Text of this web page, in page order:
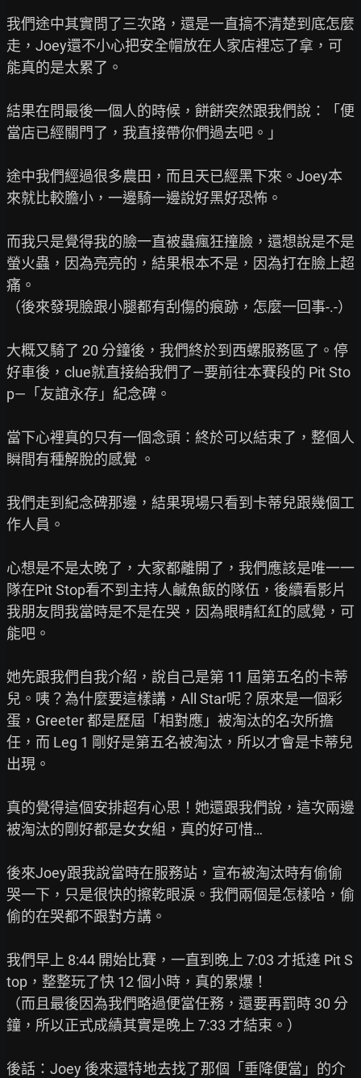
我們途中其實問了三次路，還是一直搞不清楚到底怎麼
走，Joey還不小心把安全帽放在人家店裡忘了拿，可
能真的是太累了。
結果在問最後一個人的時候，餅餅突然跟我們說：「便
當店已經關門了，我直接帶你們過去吧。」
途中我們經過很多農田，而且天已經黑下來。Joey本
來就比較膽小，一邊騎一邊說好黑好恐怖。
而我只是覺得我的臉一直被蟲瘋狂撞臉，還想說是不是
螢火蟲，因為亮亮的，結果根本不是，因為打在臉上超
痛。
（後來發現臉跟小腿都有刮傷的痕跡，怎麼一回事-.-）
大概又騎了 20 分鐘後，我們終於到西螺服務區了。停
好車後，clue就直接給我們了—要前往本賽段的 Pit Sto
p—「友誼永存」紀念碑。
當下心裡真的只有一個念頭：終於可以結束了，整個人
瞬間有種解脫的感覺 。
我們走到紀念碑那邊，結果現場只看到卡蒂兒跟幾個工
作人員。
心想是不是太晚了，大家都離開了，我們應該是唯一一
隊在Pit Stop看不到主持人鹹魚飯的隊伍，後續看影片
我朋友問我當時是不是在哭，因為眼睛紅紅的感覺，可
能吧。
她先跟我們自我介紹，說自己是第 11 屆第五名的卡蒂
兒。咦？為什麼要這樣講，All Star呢？原來是一個彩
蛋，Greeter 都是歷屆「相對應」被淘汰的名次所擔
任，而 Leg 1 剛好是第五名被淘汰，所以才會是卡蒂兒
出現。
真的覺得這個安排超有心思！她還跟我們說，這次兩邊
被淘汰的剛好都是女女組，真的好可惜…
後來Joey跟我說當時在服務站，宣布被淘汰時有偷偷
哭一下，只是很快的擦乾眼淚。我們兩個是怎樣哈，偷
偷的在哭都不跟對方講。
我們早上 8:44 開始比賽，一直到晚上 7:03 才抵達 Pit S
top，整整玩了快 12 個小時，真的累爆！
（而且最後因為我們略過便當任務，還要再罰時 30 分
鐘，所以正式成績其實是晚上 7:33 才結束。）
後話：Joey 後來還特地去找了那個「垂降便當」的介